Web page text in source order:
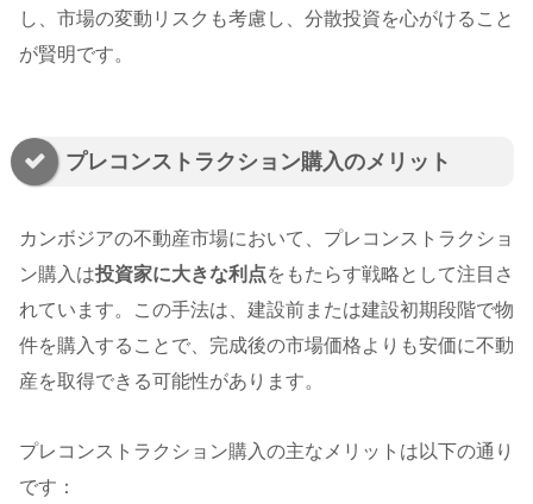
し、市場の変動リスクも考慮し、分散投資を心がけること
が賢明です。
プレコンストラクション購入のメリット
カンボジアの不動産市場において、プレコンストラクショ
ン購入は投資家に大きな利点をもたらす戦略として注目さ
れています。この手法は、建設前または建設初期段階で物
件を購入することで、完成後の市場価格よりも安価に不動
産を取得できる可能性があります。
プレコンストラクション購入の主なメリットは以下の通り
です：